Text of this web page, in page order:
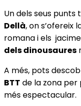
Un dels seus punts
Dellà, on s’ofereix
romana i els
dels dinousaures
A més, pots
BTT de la zona
més espectacular.